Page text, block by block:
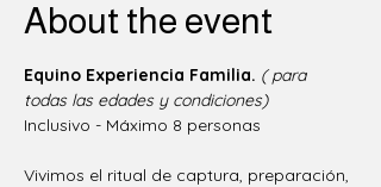
About the event
Equino Experiencia Familia. ( para
todas las edades y condiciones)
Inclusivo - Máximo 8 personas
Vivimos el ritual de captura, preparación,